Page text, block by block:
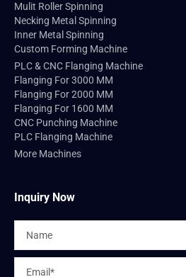
Mulit Roller Spinning
Necking Metal Spinning
Inner Metal Spinning
Custom Forming Machine
PLC & CNC Flanging Machine
Flanging For 3000 MM
Flanging For 2000 MM
Flanging For 1600 MM
CNC Punching Machine
PLC Flanging Machine
More Machines
Inquiry Now